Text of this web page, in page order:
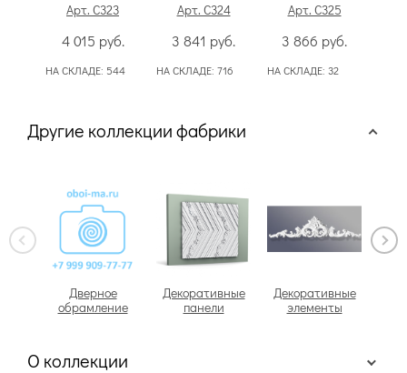
Арт. C323
4 015 руб.
НА СКЛАДЕ: 544
Арт. C324
3 841 руб.
НА СКЛАДЕ: 716
Арт. C325
3 866 руб.
НА СКЛАДЕ: 32
Другие коллекции фабрики
Дверное
обрамление
Декоративные
панели
Декоративные
элементы
О коллекции